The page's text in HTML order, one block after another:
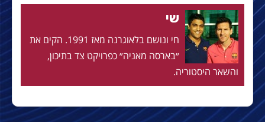
שי
חי ונושם בלאוגרנה מאז 1991. הקים את
״בארסה מאניה״ כפרויקט צד בתיכון,
והשאר היסטוריה.